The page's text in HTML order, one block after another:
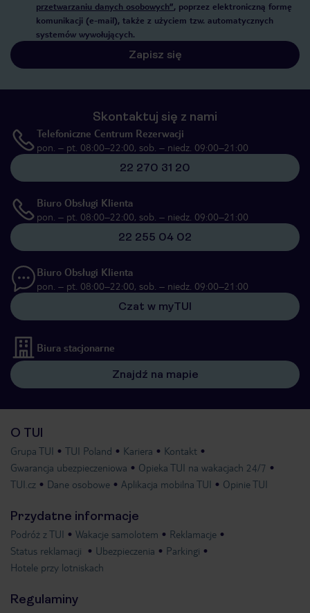
przetwarzaniu danych osobowych”, poprzez elektroniczną formę
komunikacji (e-mail), także z użyciem tzw. automatycznych
systemów wywołujących.
Zapisz się
Skontaktuj się z nami
Telefoniczne Centrum Rezerwacji
pon. – pt. 08:00–22:00, sob. – niedz. 09:00–21:00
22 270 31 20
Biuro Obsługi Klienta
pon. – pt. 08:00–22:00, sob. – niedz. 09:00–21:00
22 255 04 02
Biuro Obsługi Klienta
pon. – pt. 08:00–22:00, sob. – niedz. 09:00–21:00
Czat w myTUI
Biura stacjonarne
Znajdź na mapie
O TUI
Grupa TUI TUI Poland Kariera
Kontakt
Gwarancja ubezpieczeniowa
Opieka TUI na wakacjach 24/7
TUI.cz
Dane osobowe Aplikacja mobilna TUI Opinie TUI
Przydatne informacje
Podróż z TUI Wakacje samolotem
Reklamacje
Status reklamacji
Ubezpieczenia
Parkingi
Hotele przy lotniskach
Regulaminy